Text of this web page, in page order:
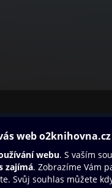
Oneplay Originály
Sport